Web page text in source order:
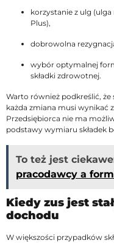
korzystanie z ulg (ulga
Plus),
dobrowolna
wybór optymalnej
składki zdrowotnej.
Warto również podkreślić, że
każda zmiana musi wynikać
Przedsiębiorca nie ma
podstawy wymiaru składek
To też jest
pracodawcy a
Kiedy zus jest
dochodu
W większości przypadków